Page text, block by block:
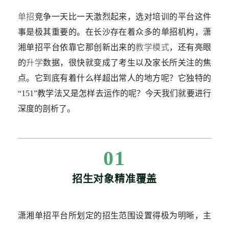
单招竞争一天比一天激烈起来，选对培训的平台这件
事是极其重要的。在长沙存在着众多的单招机构，潇
湘单招平台依靠它那创新出来的教学模式，还有亮眼
的升学数据，很快就变成了考生以及家长所关注的焦
点。它到底有着什么样超出常人的地方呢？它独特的
“151”教学法又是怎样去运作的呢？今天我们就要进行
深度的剖析了。
01
招生对象精准覆盖
潇湘单招平台所划定的招生范围设置得极为明晰，主